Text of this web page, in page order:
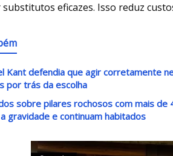
eficazes. Isso reduz
Kant defendia que agir corretamente
por trás da escolha
sobre pilares rochosos com mais
gravidade e continuam habitados